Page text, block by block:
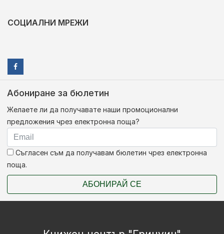
СОЦИАЛНИ МРЕЖИ
Абониране за бюлетин
Желаете ли да получавате наши промоционални
предложения чрез електронна поща?
Съгласен съм да получавам бюлетин чрез електронна
поща.
АБОНИРАЙ СЕ